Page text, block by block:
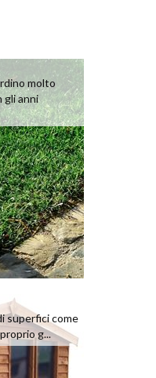
molto
gli anni
superfici come
g...